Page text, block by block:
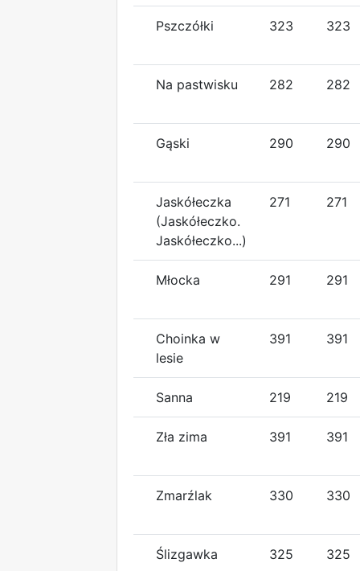
Pszczółki 323 323
Na pastwisku 282 282
Gąski 290 290
Jaskółeczka
(Jaskółeczko.
Jaskółeczko...)
271 271
Młocka 291 291
Choinka w
lesie
391 391
Sanna 219 219
Zła zima 391 391
Zmarźlak 330 330
Ślizgawka 325 325